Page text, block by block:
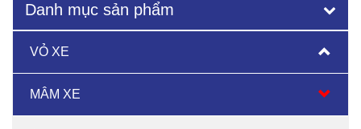
Danh mục sản phẩm
VỎ XE
MÂM XE